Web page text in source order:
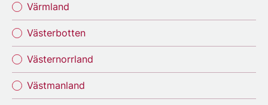
Värmland
Västerbotten
Västernorrland
Västmanland